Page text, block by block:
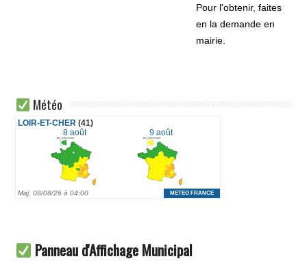
Pour l'obtenir, faites
en la demande en
mairie.
Météo
Panneau d'Affichage Municipal